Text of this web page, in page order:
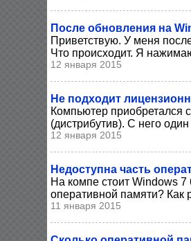
После обновления на
Приветствую. У меня
Что происходит. Я
12 января 2015
Не подходит
Компьютер приобретался
(дистрибутив). С него
12 января 2015
Недоступна часть
На компе стоит Windows
оперативной памяти? Как
11 января 2015